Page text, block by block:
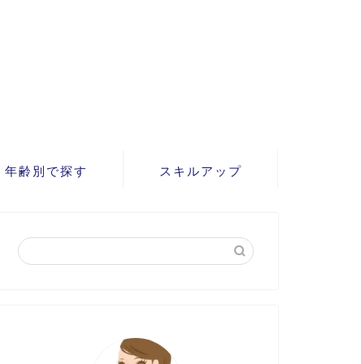
年齢別で探す スキルアップ